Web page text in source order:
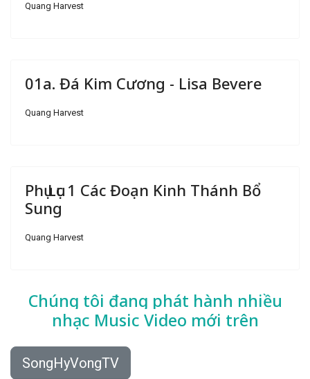
Quang Harvest
01a. Đá Kim Cương - Lisa Bevere
Quang Harvest
Phụ Lục 1 Các Đoạn Kinh Thánh Bổ
Sung
Quang Harvest
Chúng tôi đang phát hành nhiều
nhạc Music Video mới trên
SongHyVongTV